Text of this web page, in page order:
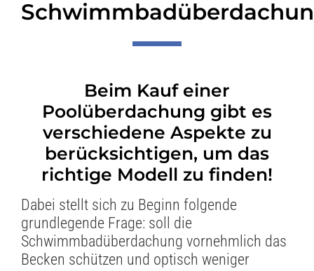
Beim Kauf einer
Poolüberdachung gibt es
verschiedene ­Aspekte zu
berücksichtigen, um das
richtige Modell zu finden!
Dabei stellt sich zu Beginn folgende
grundlegende Frage: soll die
Schwimmbadüberdachung vornehmlich das
Becken schützen und optisch weniger